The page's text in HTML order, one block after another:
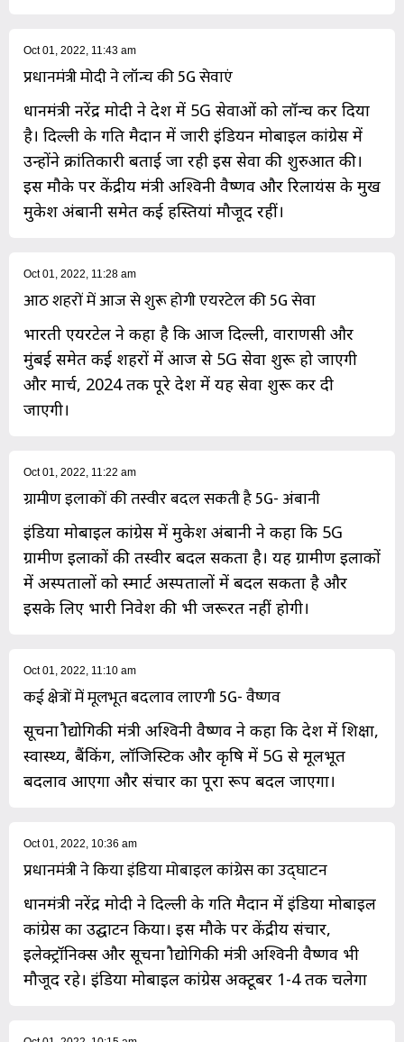
Oct 01, 2022, 11:43 am
प्रधानमंत्री मोदी ने लॉन्च की 5G सेवाएं
प्रधानमंत्री नरेंद्र मोदी ने देश में 5G सेवाओं को लॉन्च कर दिया
है। दिल्ली के प्रगति मैदान में जारी इंडियन मोबाइल कांग्रेस में
उन्होंने क्रांतिकारी बताई जा रही इस सेवा की शुरुआत की।
इस मौके पर केंद्रीय मंत्री अश्विनी वैष्णव और रिलायंस के प्रमुख
मुकेश अंबानी समेत कई हस्तियां मौजूद रहीं।
Oct 01, 2022, 11:28 am
आठ शहरों में आज से शुरू होगी एयरटेल की 5G सेवा
भारती एयरटेल ने कहा है कि आज दिल्ली, वाराणसी और
मुंबई समेत कई शहरों में आज से 5G सेवा शुरू हो जाएगी
और मार्च, 2024 तक पूरे देश में यह सेवा शुरू कर दी
जाएगी।
Oct 01, 2022, 11:22 am
ग्रामीण इलाकों की तस्वीर बदल सकती है 5G- अंबानी
इंडिया मोबाइल कांग्रेस में मुकेश अंबानी ने कहा कि 5G
ग्रामीण इलाकों की तस्वीर बदल सकता है। यह ग्रामीण इलाकों
में अस्पतालों को स्मार्ट अस्पतालों में बदल सकता है और
इसके लिए भारी निवेश की भी जरूरत नहीं होगी।
Oct 01, 2022, 11:10 am
कई क्षेत्रों में मूलभूत बदलाव लाएगी 5G- वैष्णव
सूचना प्रौद्योगिकी मंत्री अश्विनी वैष्णव ने कहा कि देश में शिक्षा,
स्वास्थ्य, बैंकिंग, लॉजिस्टिक और कृषि में 5G से मूलभूत
बदलाव आएगा और संचार का पूरा रूप बदल जाएगा।
Oct 01, 2022, 10:36 am
प्रधानमंत्री ने किया इंडिया मोबाइल कांग्रेस का उद्घाटन
प्रधानमंत्री नरेंद्र मोदी ने दिल्ली के प्रगति मैदान में इंडिया मोबाइल
कांग्रेस का उद्घाटन किया। इस मौके पर केंद्रीय संचार,
इलेक्ट्रॉनिक्स और सूचना प्रौद्योगिकी मंत्री अश्विनी वैष्णव भी
मौजूद रहे। इंडिया मोबाइल कांग्रेस अक्टूबर 1-4 तक चलेगा